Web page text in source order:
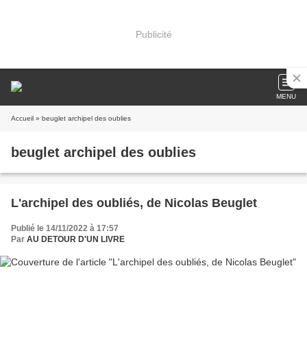
Publicité
MENU
Accueil » beuglet archipel des oublies
beuglet archipel des oublies
L'archipel des oubliés, de Nicolas Beuglet
Publié le 14/11/2022 à 17:57
Par AU DETOUR D'UN LIVRE